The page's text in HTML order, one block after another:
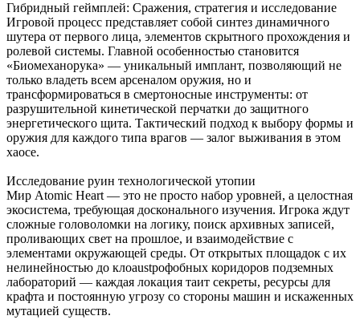
Гибридный геймплей: Сражения, стратегия и исследование
Игровой процесс представляет собой синтез динамичного
шутера от первого лица, элементов скрытного прохождения и
ролевой системы. Главной особенностью становится
«Биомеханорука» — уникальный имплант, позволяющий не
только владеть всем арсеналом оружия, но и
трансформироваться в смертоносные инструменты: от
разрушительной кинетической перчатки до защитного
энергетического щита. Тактический подход к выбору формы и
оружия для каждого типа врагов — залог выживания в этом
хаосе.
Исследование руин технологической утопии
Мир Atomic Heart — это не просто набор уровней, а целостная
экосистема, требующая досконального изучения. Игрока ждут
сложные головоломки на логику, поиск архивных записей,
проливающих свет на прошлое, и взаимодействие с
элементами окружающей среды. От открытых площадок с их
нелинейностью до клоaustрофобных коридоров подземных
лабораторий — каждая локация таит секреты, ресурсы для
крафта и постоянную угрозу со стороны машин и искаженных
мутацией существ.